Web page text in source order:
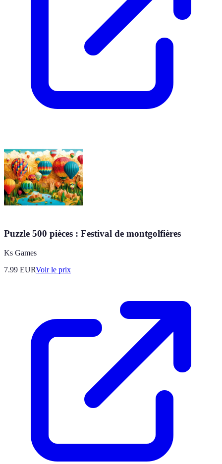
Puzzle 500 pièces : Festival de montgolfières
Ks Games
7.99 EURVoir le prix